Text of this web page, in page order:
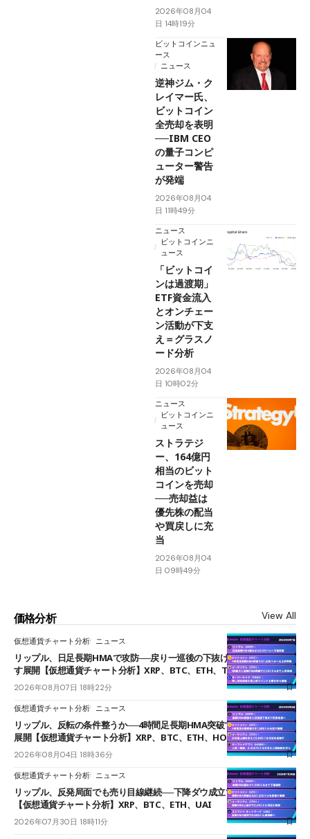
2026年08月04
日 14時19分
ビットコインニュ
ース
ニュース
逆神ジム・ク
レイマー氏、
ビットコイン
全売却を表明
──IBM CEO
の量子コンピ
ューター警告
が発端
2026年08月04
日 11時49分
ニュース
ビットコインニ
ュース
「ビットコイ
ンは過渡期」
ETF資金流入
とオンチェー
ン活動が下支
え＝グラスノ
ード分析
2026年08月04
日 10時02分
ニュース
ビットコインニ
ュース
ストラテジ
ー、164億円
相当のビット
コインを売却
──売却益は
優先株の配当
や買戻しに充
当
2026年08月04
日 09時49分
価格分析 View All
仮想通貨チャート分析 ニュース
リップル、日足長期HMAで攻防──戻り一巡後の下抜けで0.95ドルを試
す展開【仮想通貨チャート分析】XRP、BTC、ETH、TAKE
2026年08月07日 18時22分
仮想通貨チャート分析 ニュース
リップル、反転の条件整うか──4時間足長期HMA突破で雲下端を目指す
展開【仮想通貨チャート分析】XRP、BTC、ETH、HOME
2026年08月04日 18時36分
仮想通貨チャート分析 ニュース
リップル、反発局面でも売り目線継続──下降ダウ成立で下値追う展開
【仮想通貨チャート分析】XRP、BTC、ETH、UAI
2026年07月30日 18時11分